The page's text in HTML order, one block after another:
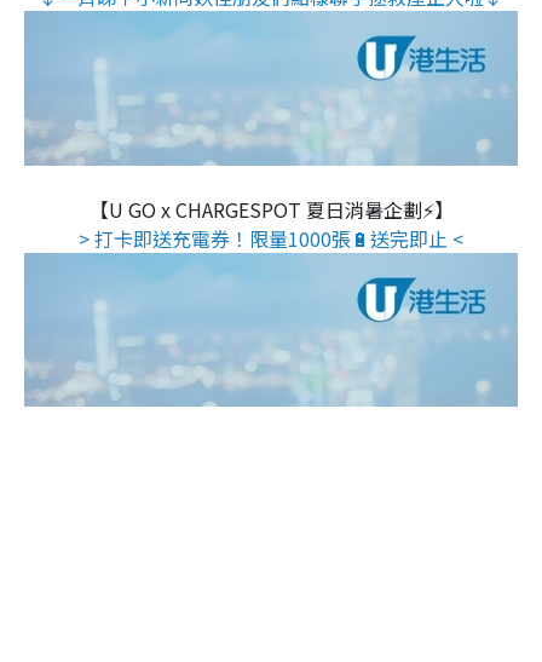
【U GO x CHARGESPOT 夏日消暑企劃⚡】
> 打卡即送充電券！限量1000張🔋送完即止 <